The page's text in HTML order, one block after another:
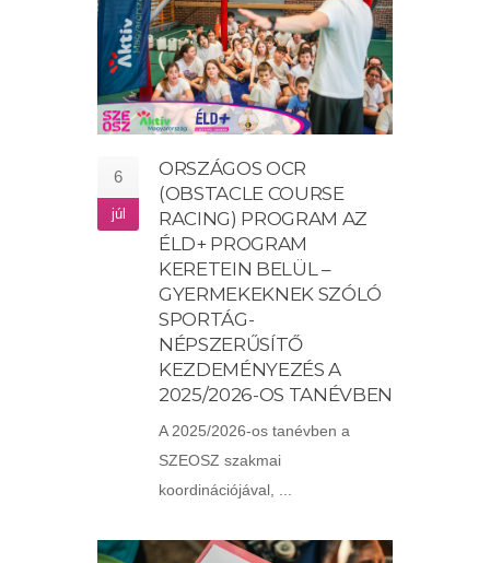
6
júl
ORSZÁGOS OCR
(OBSTACLE COURSE
RACING) PROGRAM AZ
ÉLD+ PROGRAM
KERETEIN BELÜL –
GYERMEKEKNEK SZÓLÓ
SPORTÁG-
NÉPSZERŰSÍTŐ
KEZDEMÉNYEZÉS A
2025/2026-OS TANÉVBEN
A 2025/2026-os tanévben a
SZEOSZ szakmai
koordinációjával, ...